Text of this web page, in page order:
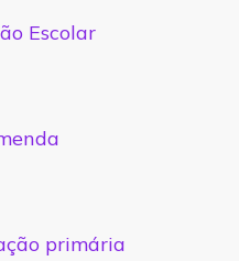
Escolar
primária